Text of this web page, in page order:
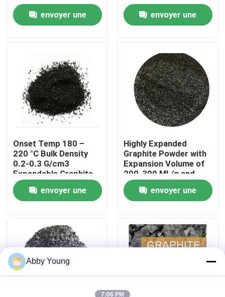
Maison
Au sujet de nous
Visite d'usine
Contactez-nous
Nouvelles
Matière première de graphite
Graphite lamellaire naturel
envoyer une envoyer une
Onset Temp 180 –
220 °C Bulk Density
0.2-0.3 G/cm3
Expandable Graphite
Powder for
Performance
envoyer une
Highly Expanded
Graphite Powder with
Expansion Volume of
200-300 ML/g and
Volatile Content ≤4%
envoyer une
Abby Young
7:06 PM